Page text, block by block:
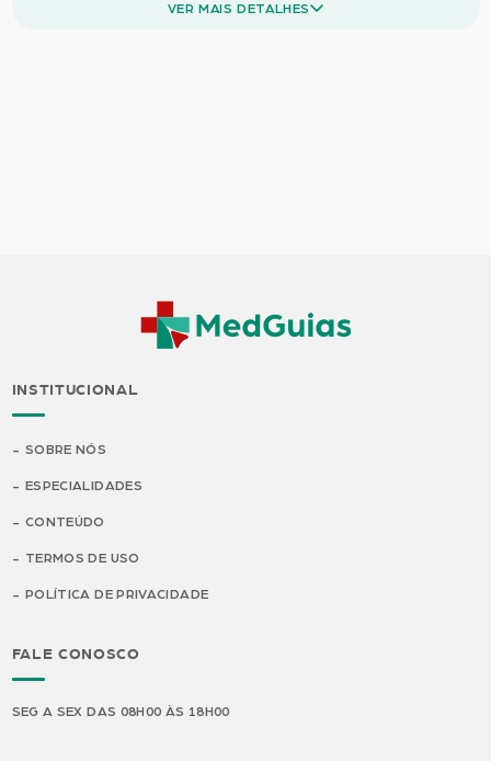
VER MAIS DETALHES
INSTITUCIONAL
SOBRE NÓS
ESPECIALIDADES
CONTEÚDO
TERMOS DE USO
POLÍTICA DE PRIVACIDADE
FALE CONOSCO
SEG A SEX DAS 08H00 ÀS 18H00